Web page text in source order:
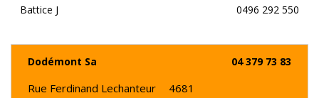
Battice J
0496 292 550
Dodémont Sa 04 379 73 83
Rue Ferdinand Lechanteur
4681